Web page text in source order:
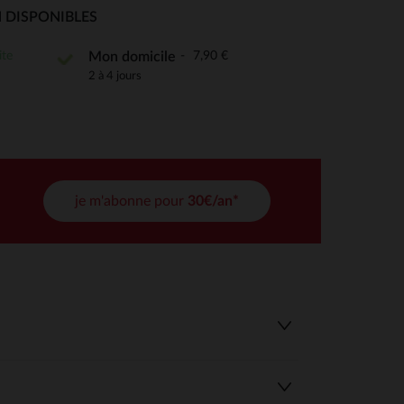
DISPONIBLES
Mon domicile 7,90 €
2 à 4 jours
je m'abonne pour 30€/an*